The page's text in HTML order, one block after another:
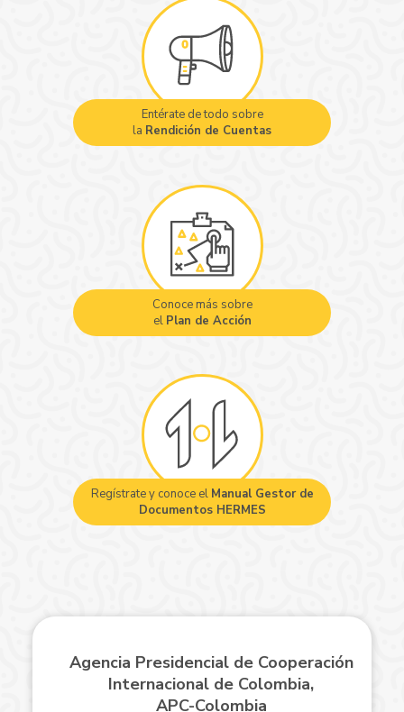
Entérate de todo sobre
la Rendición de Cuentas
Conoce más sobre
el Plan de Acción
Regístrate y conoce el Manual Gestor de
Documentos HERMES
Agencia Presidencial de Cooperación
Internacional de Colombia,
APC-Colombia